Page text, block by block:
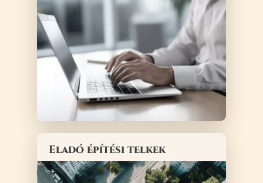
Eladó építési telkek